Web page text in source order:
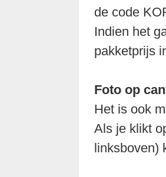
de code
Indien het
pakketprijs
Foto op
Het is ook
Als je klikt